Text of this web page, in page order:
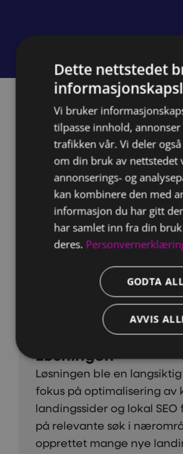
Om prosjektet
Utfordringen
Da Mortens Kro kom til oss
SEO-optimalisert for det
etter annet enn brand. De
på brand, men ønsket å
kunder for catering.
øke den organiske
søkefraser, med
nettbutikken.
Løsningen
Løsningen ble en
fokus på optimalisering av
landingssider og lokal
på relevante søk i
opprettet mange nye
Dette nettstedet
Vi bruker
tilpasse innhold, annonser
trafikken vår. Vi deler
om din bruk av nettstedet
annonserings- og
kan kombinere den med
informasjon du har gitt
har samlet inn fra din
deres.
GODTA
AVVIS